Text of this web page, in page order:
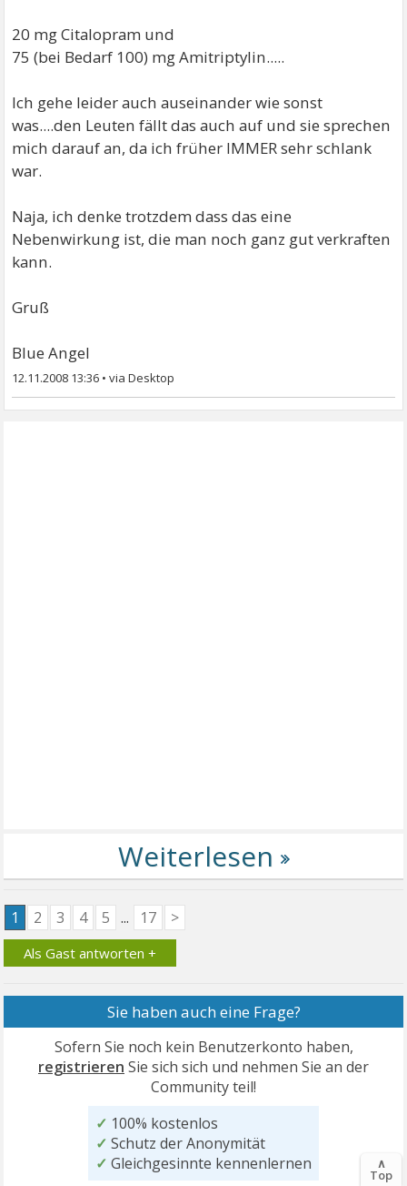
20 mg Citalopram und
75 (bei Bedarf 100) mg Amitriptylin.....
Ich gehe leider auch auseinander wie sonst
was....den Leuten fällt das auch auf und sie sprechen
mich darauf an, da ich früher IMMER sehr schlank
war.
Naja, ich denke trotzdem dass das eine
Nebenwirkung ist, die man noch ganz gut verkraften
kann.
Gruß
Blue Angel
12.11.2008 13:36 •
1 2 3 4 5 ... 17 >
Als Gast antworten +
Sie haben auch eine Frage?
Sofern Sie noch kein Benutzerkonto haben,
registrieren Sie sich sich und nehmen Sie an der
Community teil!
✓ 100% kostenlos
✓ Schutz der Anonymität
✓ Gleichgesinnte kennenlernen ∧
Top